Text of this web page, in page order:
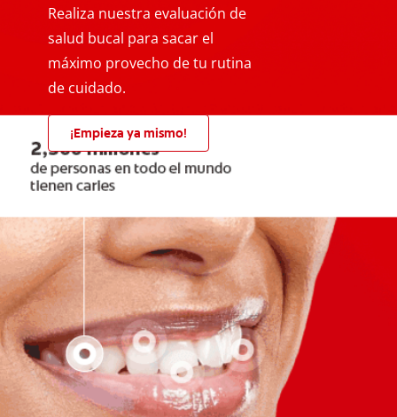
Realiza nuestra evaluación de
salud bucal para sacar el
máximo provecho de tu rutina
de cuidado.
¡Empieza ya mismo!